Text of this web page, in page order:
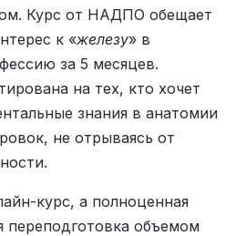
Курс от НАДПО обещает
к «железу» в
за 5 месяцев.
на тех, кто хочет
знания в анатомии
не отрываясь от
курс, а полноценная
переподготовка объемом